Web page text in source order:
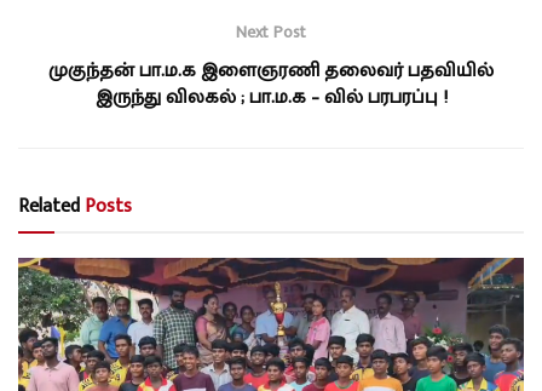
Next Post
முகுந்தன் பா.ம.க இளைஞரணி தலைவர் பதவியில்
இருந்து விலகல் ; பா.ம.க – வில் பரபரப்பு !
RelatedPosts